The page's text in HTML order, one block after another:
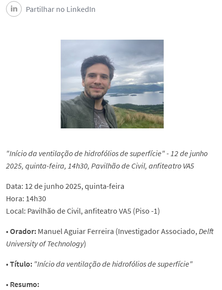
Partilhar no LinkedIn
"Início da ventilação de hidrofólios de superfície" - 12 de junho
2025, quinta-feira, 14h30, Pavilhão de Civil, anfiteatro VA5
Data: 12 de junho 2025, quinta-feira
Hora: 14h30
Local: Pavilhão de Civil, anfiteatro VA5 (Piso -1)
•Orador: Manuel Aguiar Ferreira (Investigador Associado,Delft
University of Technology)
•Título: "Início da ventilação de hidrofólios de superfície"
• Resumo: